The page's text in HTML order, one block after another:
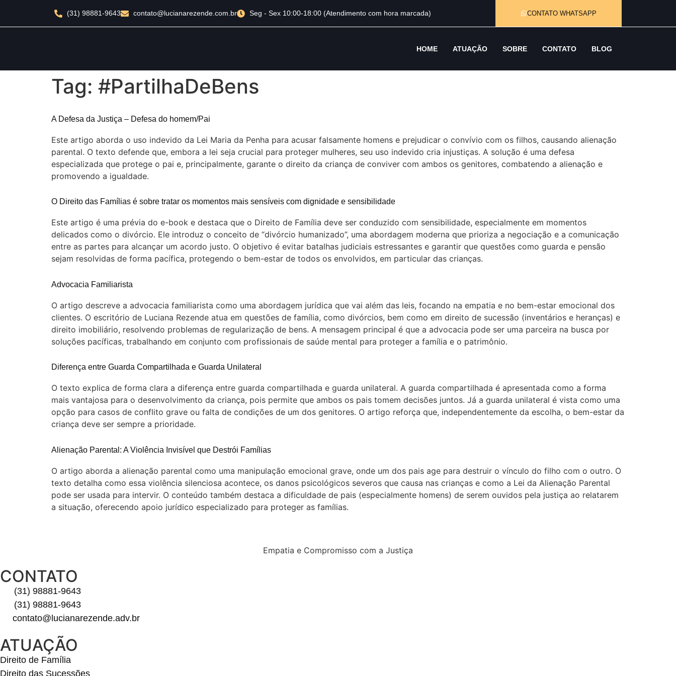
CONTATO WHATSAPP
(31) 98881-9643 contato@lucianarezende.com.br Seg - Sex 10:00-18:00 (Atendimento com hora marcada)
HOME ATUAÇÃO SOBRE CONTATO BLOG
Tag: #PartilhaDeBens
A Defesa da Justiça – Defesa do homem/Pai
Este artigo aborda o uso indevido da Lei Maria da Penha para acusar falsamente homens e prejudicar o convívio com os filhos, causando alienação
parental. O texto defende que, embora a lei seja crucial para proteger mulheres, seu uso indevido cria injustiças. A solução é uma defesa
especializada que protege o pai e, principalmente, garante o direito da criança de conviver com ambos os genitores, combatendo a alienação e
promovendo a igualdade.
O Direito das Famílias é sobre tratar os momentos mais sensíveis com dignidade e sensibilidade
Este artigo é uma prévia do e-book e destaca que o Direito de Família deve ser conduzido com sensibilidade, especialmente em momentos
delicados como o divórcio. Ele introduz o conceito de “divórcio humanizado”, uma abordagem moderna que prioriza a negociação e a comunicação
entre as partes para alcançar um acordo justo. O objetivo é evitar batalhas judiciais estressantes e garantir que questões como guarda e pensão
sejam resolvidas de forma pacífica, protegendo o bem-estar de todos os envolvidos, em particular das crianças.
Advocacia Familiarista
O artigo descreve a advocacia familiarista como uma abordagem jurídica que vai além das leis, focando na empatia e no bem-estar emocional dos
clientes. O escritório de Luciana Rezende atua em questões de família, como divórcios, bem como em direito de sucessão (inventários e heranças) e
direito imobiliário, resolvendo problemas de regularização de bens. A mensagem principal é que a advocacia pode ser uma parceira na busca por
soluções pacíficas, trabalhando em conjunto com profissionais de saúde mental para proteger a família e o patrimônio.
Diferença entre Guarda Compartilhada e Guarda Unilateral
O texto explica de forma clara a diferença entre guarda compartilhada e guarda unilateral. A guarda compartilhada é apresentada como a forma
mais vantajosa para o desenvolvimento da criança, pois permite que ambos os pais tomem decisões juntos. Já a guarda unilateral é vista como uma
opção para casos de conflito grave ou falta de condições de um dos genitores. O artigo reforça que, independentemente da escolha, o bem-estar da
criança deve ser sempre a prioridade.
Alienação Parental: A Violência Invisível que Destrói Famílias
O artigo aborda a alienação parental como uma manipulação emocional grave, onde um dos pais age para destruir o vínculo do filho com o outro. O
texto detalha como essa violência silenciosa acontece, os danos psicológicos severos que causa nas crianças e como a Lei da Alienação Parental
pode ser usada para intervir. O conteúdo também destaca a dificuldade de pais (especialmente homens) de serem ouvidos pela justiça ao relatarem
a situação, oferecendo apoio jurídico especializado para proteger as famílias.
Empatia e Compromisso com a Justiça
CONTATO
(31) 98881-9643
(31) 98881-9643
contato@lucianarezende.adv.br
ATUAÇÃO
Direito de Família
Direito das Sucessões